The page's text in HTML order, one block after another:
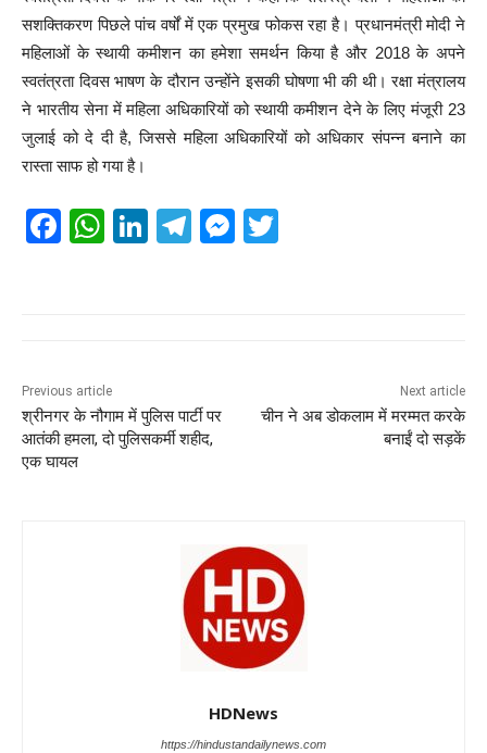
सशक्तिकरण पिछले पांच वर्षों में एक प्रमुख फोकस रहा है। प्रधानमंत्री मोदी ने
महिलाओं के स्थायी कमीशन का हमेशा समर्थन किया है और 2018 के अपने
स्वतंत्रता दिवस भाषण के दौरान उन्होंने इसकी घोषणा भी की थी। रक्षा मंत्रालय
ने भारतीय सेना में महिला अधिकारियों को स्थायी कमीशन देने के लिए मंजूरी 23
जुलाई को दे दी है, जिससे महिला अधिकारियों को अधिकार संपन्न बनाने का
रास्ता साफ हो गया है।
F
o
o
k
W
p
p
Li
n
T
m
M
Previous article
श्रीनगर के नौगाम में पुलिस पार्टी पर
आतंकी हमला, दो पुलिसकर्मी शहीद,
एक घायल
Next article
​चीन ने अब डोकलाम में मरम्मत करके
बनाईं दो सड़कें
HDNews
https://hindustandailynews.com